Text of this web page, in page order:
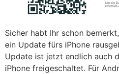
Sicher habt Ihr schon
ein Update fürs iPhone
Update ist jetzt endlich auch
iPhone freigeschaltet. Für